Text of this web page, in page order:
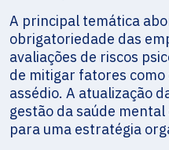
A principal temática
obrigatoriedade das
avaliações de riscos
de mitigar fatores
assédio. A atualização
gestão da saúde
para uma estratégia